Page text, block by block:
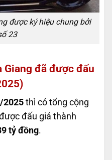
được ký hiệu chung bởi
23
Giang đã được đấu
2025thì có tổng cộng
đấu giá thành
tỷ đồng.